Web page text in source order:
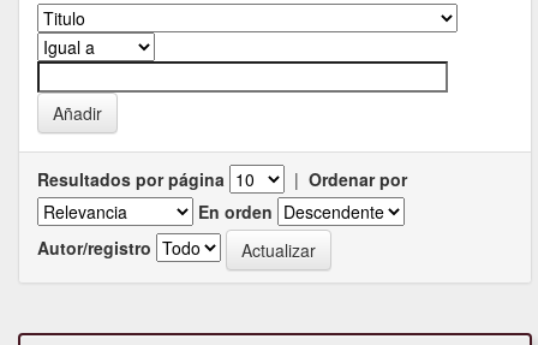
Resultados por página | Ordenar por
En orden
Autor/registro